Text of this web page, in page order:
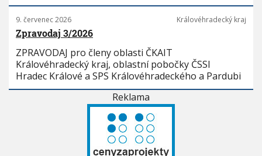
9. červenec 2026 Královéhradecký kraj
Zpravodaj 3/2026
ZPRAVODAJ pro členy oblasti ČKAIT
Královéhradecký kraj, oblastní pobočky ČSSI
Hradec Králové a SPS Královéhradeckého a Pardubi
Reklama